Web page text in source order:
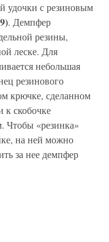
удочки с резиновым
. Демпфер
резины,
леске. Для
небольшая
резинового
крючке, сделанном
скобочке
Чтобы «резинка»
на ней можно
за нее демпфер